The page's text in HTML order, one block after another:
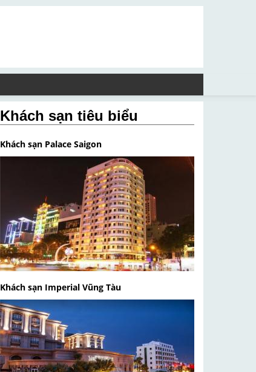
Khách sạn tiêu biểu
Khách sạn Palace Saigon
Khách sạn Imperial Vũng Tàu